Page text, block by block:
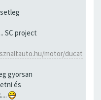
SC project
motor/ducat
gyorsan
és